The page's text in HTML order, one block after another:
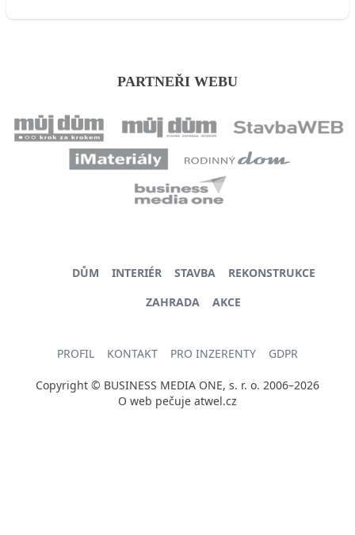
PARTNEŘI WEBU
DŮM INTERIÉR STAVBA
REKONSTRUKCE
ZAHRADA
AKCE
PROFIL KONTAKT PRO INZERENTY GDPR
Copyright © BUSINESS MEDIA ONE, s. r. o. 2006–2026